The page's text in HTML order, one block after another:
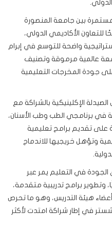
بين جامعة المنصورة
الأكاديمي الدولي،
واضحة للتوسع في إبرام
عالمية مرموقة وتصنيف
جودة المخرجات التعليمية
الإكلينيكية بالشراكة مع
في برنامجي الطب وطب الأسنان،
على تقديم برامج تعليمية
وتؤهل خريجيها للاندماج
في التعليم يمر عبر
وتطوير برامج تدريبية متقدمة،
هيئة التدريس، وهو ما تحرص
في إطار شراكة امتدت لأكثر